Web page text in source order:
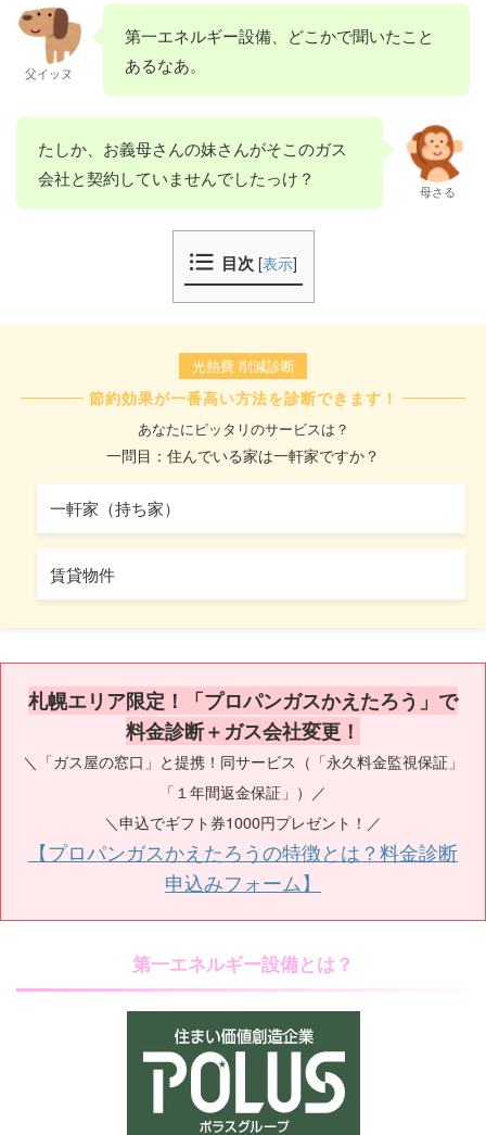
父イッヌ
第一エネルギー設備、どこかで聞いたこと
あるなあ。
たしか、お義母さんの妹さんがそこのガス
会社と契約していませんでしたっけ？
母さる
目次 [表示]
光熱費 削減診断
節約効果が一番高い方法を診断できます！
あなたにピッタリのサービスは？
一問目：住んでいる家は一軒家ですか？
一軒家（持ち家）
賃貸物件
札幌エリア限定！「プロパンガスかえたろう」で
料金診断＋ガス会社変更！
＼「ガス屋の窓口」と提携！同サービス（「永久料金監視保証」
「１年間返金保証」）／
＼申込でギフト券1000円プレゼント！／
【プロパンガスかえたろうの特徴とは？料金診断
申込みフォーム】
第一エネルギー設備とは？